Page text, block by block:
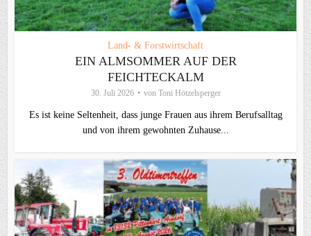
Land- & Forstwirtschaft
EIN ALMSOMMER AUF DER
FEICHTECKALM
30. Juli 2026 von Toni Hötzelsperger
Es ist keine Seltenheit, dass junge Frauen aus ihrem Berufsalltag
und von ihrem gewohnten Zuhause...